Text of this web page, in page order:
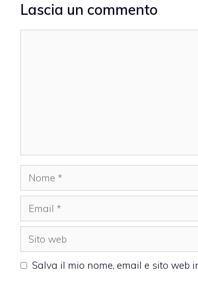
Lascia un commento
Nome
Email
Sito
web
Salva il mio nome, email e sito web